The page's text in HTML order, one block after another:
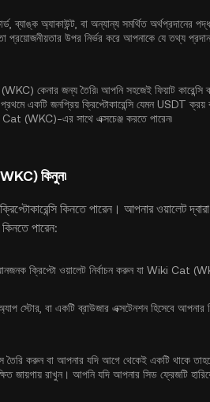
ব্যাঙ্ক অ্যাকাউন্ট, বা অন্যান্য সমর্থিত অর্থপ্রদানের
প্রয়োজনীয়তার উপর নির্ভর করে আপনাকে যে তথ্য
কেনার জন্য তৈরি৷ আপনি সহজেই ফিয়াট
একটি জনপ্রিয় ক্রিপ্টোকারেন্সি যেমনUSDT ক্রয়
(WKC)-এর সাথে এক্সচেঞ্জ করতে পারেন৷
কিনুন৷
কিনতে পারেন। আপনার ওয়ালেট
পারেন:
ক্রিপ্টো ওয়ালেট নির্বাচন করুন যা Wiki Cat
বা একটি ব্রাউজার এক্সটেনশন হিসেবে আপনার
তৈরি করুন বা আপনার যদি আগে থেকেই একটি থাকে
জায়গায় রাখুন। আপনি যদি আপনার সিড ফ্রেজটি